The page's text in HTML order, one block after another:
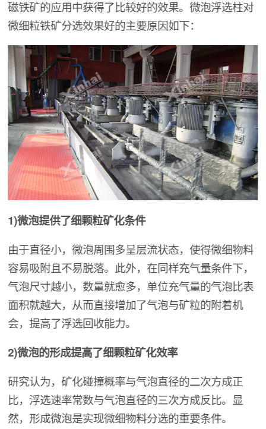
磁铁矿的应用中获得了比较好的效果。微泡浮选柱对
微细粒铁矿分选效果好的主要原因如下：
1)微泡提供了细颗粒矿化条件
由于直径小，微泡周围多呈层流状态，使得微细物料
容易吸附且不易脱落。此外，在同样充气量条件下，
气泡尺寸越小，数量就愈多，单位充气量的气泡比表
面积就越大，从而直接增加了气泡与矿粒的附着机
会，提高了浮选回收能力。
2)微泡的形成提高了细颗粒矿化效率
研究认为，矿化碰撞概率与气泡直径的二次方成正
比，浮选速率常数与气泡直径的三次方成反比。显
然，形成微泡是实现微细物料分选的重要条件。